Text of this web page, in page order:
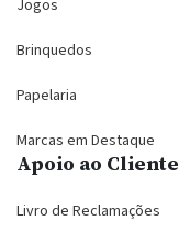
Jogos
Brinquedos
Papelaria
Marcas em Destaque
Apoio ao Cliente
Livro de Reclamações